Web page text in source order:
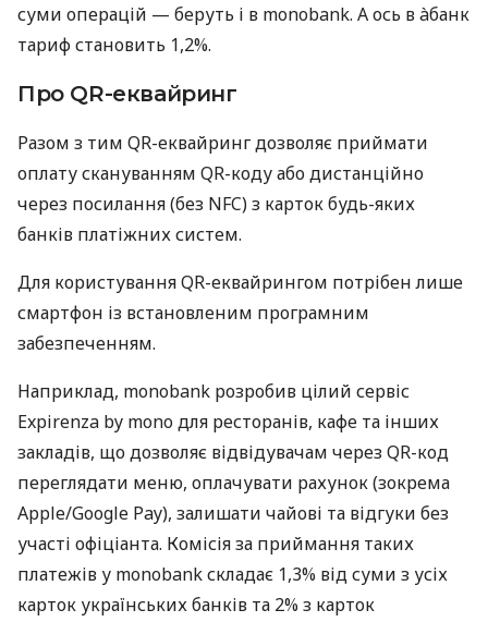
суми операцій — беруть і в monobank. А ось в àбанк
тариф становить 1,2%.
Про QR-еквайринг
Разом з тим QR-еквайринг дозволяє приймати
оплату скануванням QR-коду або дистанційно
через посилання (без NFC) з карток будь-яких
банків платіжних систем.
Для користування QR-еквайрингом потрібен лише
смартфон із встановленим програмним
забезпеченням.
Наприклад, monobank розробив цілий сервіс
Expirenza by mono для ресторанів, кафе та інших
закладів, що дозволяє відвідувачам через QR-код
переглядати меню, оплачувати рахунок (зокрема
Apple/Google Pay), залишати чайові та відгуки без
участі офіціанта. Комісія за приймання таких
платежів у monobank складає 1,3% від суми з усіх
карток українських банків та 2% з карток